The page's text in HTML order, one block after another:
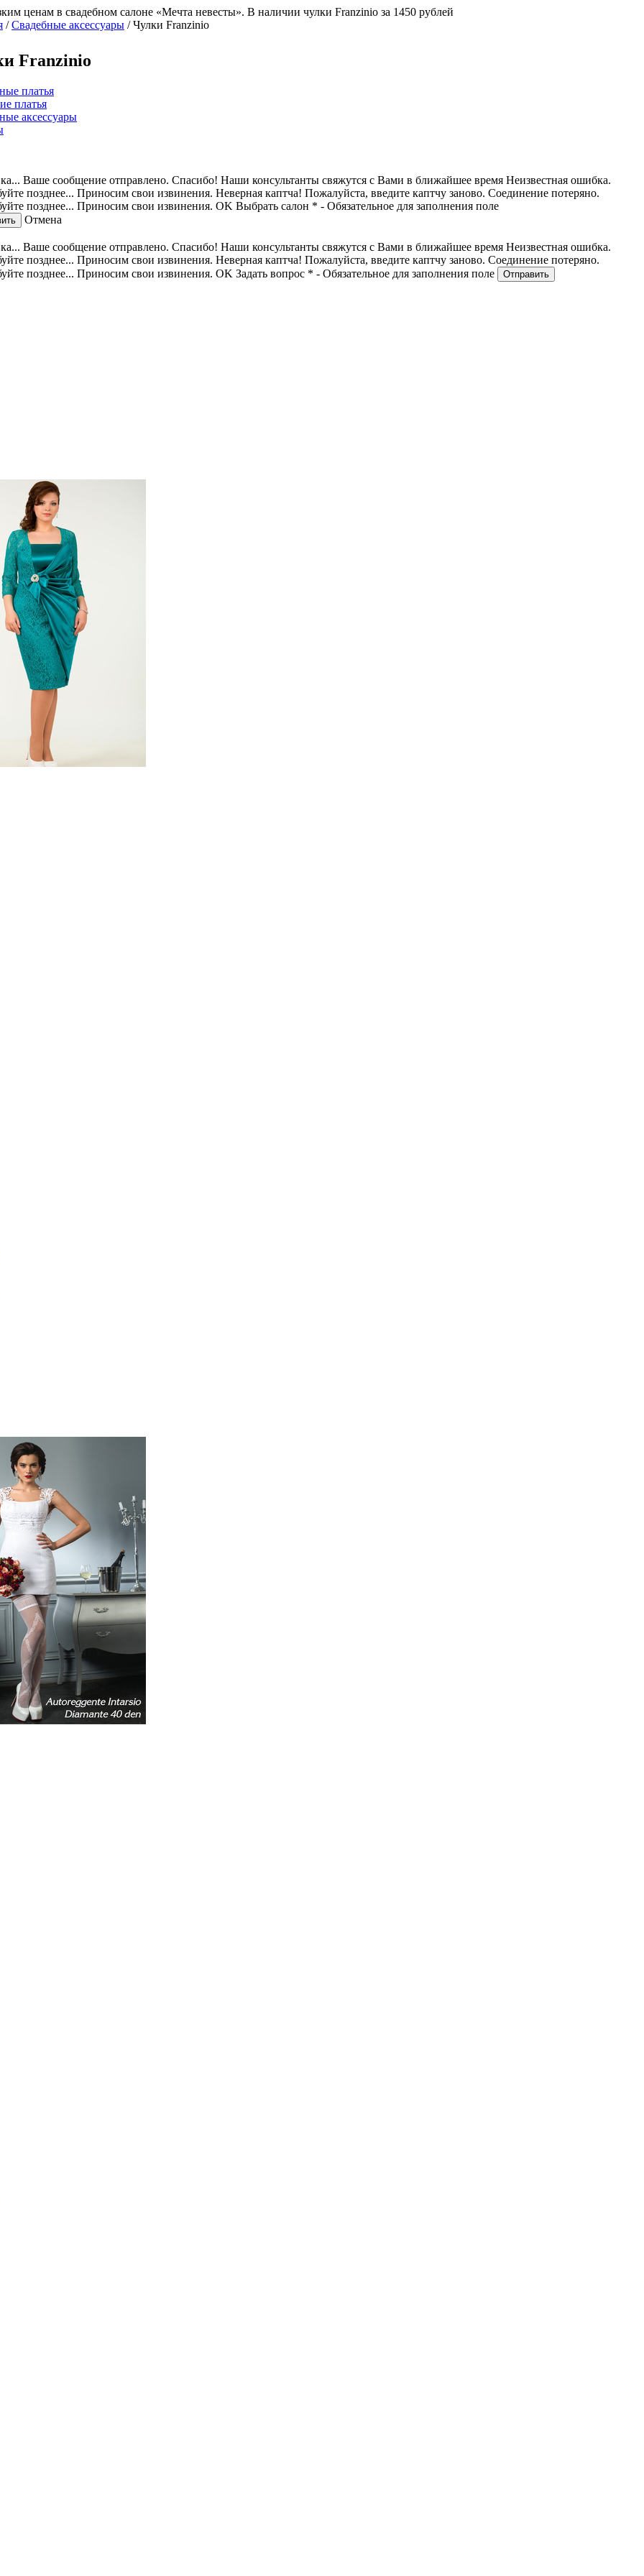
ценам в свадебном салоне «Мечта невесты». В наличии чулки Franzinio за 1450 рублей
/Cвадебные аксессуары /Чулки Franzinio
Franzinio
платья
платья
аксессуары
Ваше сообщение отправлено. Спасибо! Наши консультанты свяжутся с Вами в ближайшее время Неизвестная ошибка.
позднее... Приносим свои извинения. Неверная каптча! Пожалуйста, введите каптчу заново. Соединение потеряно.
позднее... Приносим свои извинения. OK Выбрать салон * - Обязательное для заполнения поле
Отмена
Ваше сообщение отправлено. Спасибо! Наши консультанты свяжутся с Вами в ближайшее время Неизвестная ошибка.
позднее... Приносим свои извинения. Неверная каптча! Пожалуйста, введите каптчу заново. Соединение потеряно.
позднее... Приносим свои извинения. OK Задать вопрос * - Обязательное для заполнения поле Отправить